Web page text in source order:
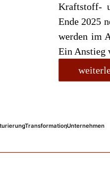
Kraftstoff-
Ende 2025
werden im
Ein Anstieg
,Transformation
,Unternehmen